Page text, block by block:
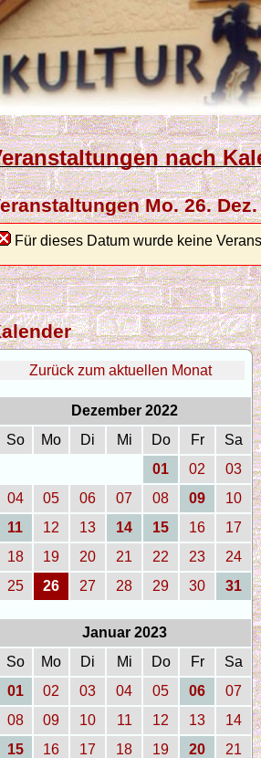
nach
Mo. 26. Dez.
Für dieses Datum wurde keine
Zurück zum aktuellen Monat
Dezember 2022
So
Mo Di Mi Do Fr
Sa
01
02
03
04
05 06 07 08 09
10
11
12 13 14 15 16
17
18
19 20 21 22 23
24
25
26 27 28 29 30 31
Januar 2023
So
Mo Di Mi Do Fr
Sa
01
02 03 04 05 06
07
08
09 10 11 12 13
14
15
16 17 18 19 20
21